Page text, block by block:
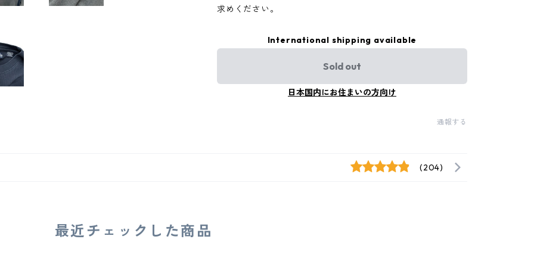
求めください。
International shipping available
Sold out
日本国内にお住まいの方向け
通報する
(204)
最近チェックした商品